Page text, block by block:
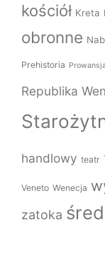
kościół Kreta
obronne
Prehistoria
Republika
handlowy teatr
Veneto Wenecja
zatoka